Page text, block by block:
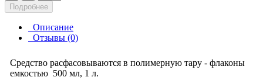
Подробнее
Описание
Отзывы (0)
Средство расфасовываются в полимерную тару - флаконы
емкостью 500 мл, 1 л.